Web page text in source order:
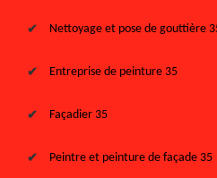
Nettoyage et pose de gouttière
Entreprise de peinture 35
Façadier 35
Peintre et peinture de façade 35